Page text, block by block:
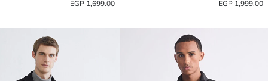
1,999.00 EGP
1,699.00 EGP